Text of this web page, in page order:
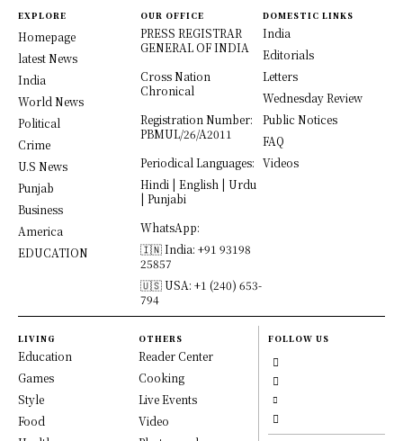
EXPLORE
Homepage
latest News
India
World News
Political
Crime
U.S News
Punjab
Business
America
EDUCATION
OUR OFFICE
PRESS REGISTRAR
GENERAL OF INDIA
Cross Nation
Chronical
Registration Number:
PBMUL/26/A2011
Periodical Languages:
Hindi | English | Urdu
| Punjabi
WhatsApp:
🇮🇳 India: +91 93198
25857
🇺🇸 USA: +1 (240) 653-
794
DOMESTIC LINKS
India
Editorials
Letters
Wednesday Review
Public Notices
FAQ
Videos
LIVING
Education
Games
Style
Food
OTHERS
Reader Center
Cooking
Live Events
Video
FOLLOW US